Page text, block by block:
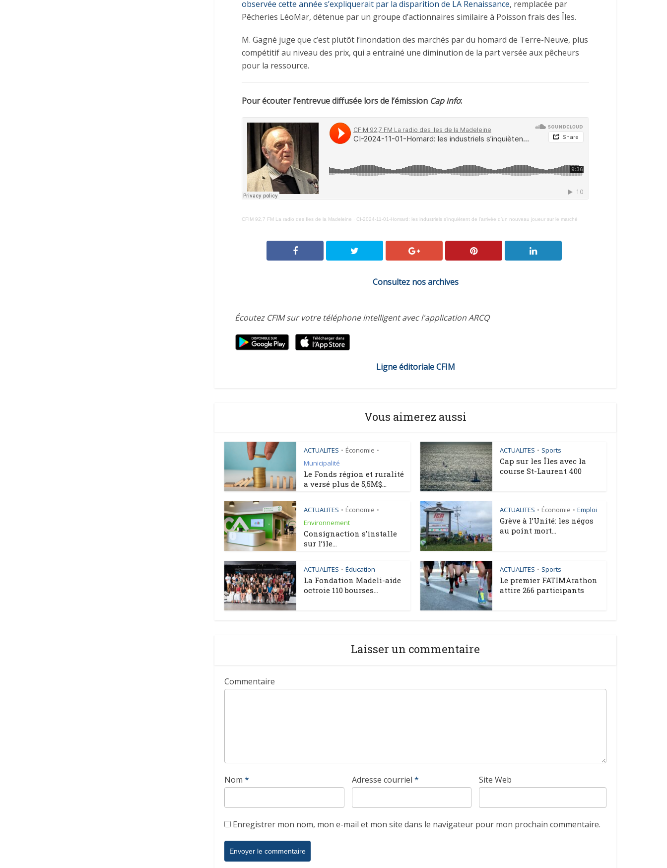
pour
augmenter
diminuer
le
observée cette année s’expliquerait par la disparition de LA Renaissance, remplacée par
Pêcheries LéoMar, détenue par un groupe d’actionnaires similaire à Poisson frais des Îles.
M. Gagné juge que c’est plutôt l’inondation des marchés par du homard de Terre-Neuve, plus
compétitif au niveau des prix, qui a entrainé une diminution de la part versée aux pêcheurs
pour la ressource.
Pour écouter l’entrevue diffusée lors de l’émission Cap info:
CFIM 92,7 FM La radio des Iles de la Madeleine · CI-2024-11-01-Homard: les industriels s’inquiètent de l’arrivée d’un nouveau joueur sur le marché
Consultez nos archives
Écoutez CFIM sur votre téléphone intelligent avec l'application ARCQ
Ligne éditoriale CFIM
Vous aimerez aussi
ACTUALITES • Économie •
Municipalité
Le Fonds région et ruralité
a versé plus de 5,5M$...
ACTUALITES • Sports
Cap sur les Îles avec la
course St-Laurent 400
ACTUALITES • Économie •
Environnement
Consignaction s’installe
sur l’île...
ACTUALITES • Économie • Emploi
Grève à l’Unité: les négos
au point mort...
ACTUALITES • Éducation
La Fondation Madeli-aide
octroie 110 bourses...
ACTUALITES • Sports
Le premier FATIMArathon
attire 266 participants
Laisser un commentaire
Commentaire
Nom * Adresse courriel * Site Web
Enregistrer mon nom, mon e-mail et mon site dans le navigateur pour mon prochain commentaire.